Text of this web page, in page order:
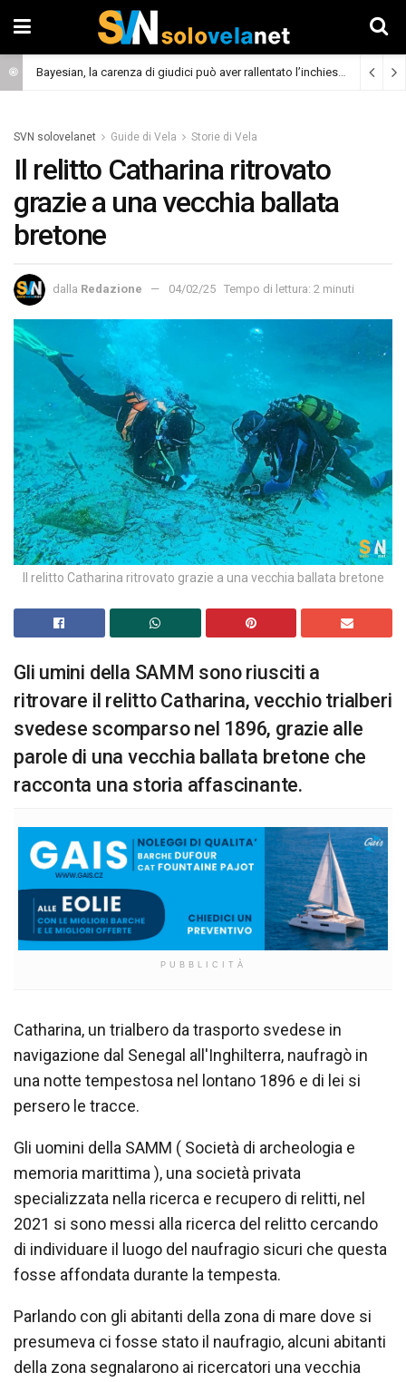
Bayesian, la carenza di giudici può aver rallentato l’inchiesta (Cronaca)
SVN solovelanet Guide di Vela Storie di Vela
Il relitto Catharina ritrovato
grazie a una vecchia ballata
bretone
dalla Redazione 04/02/25 Tempo di lettura: 2 minuti
Il relitto Catharina ritrovato grazie a una vecchia ballata bretone
Gli umini della SAMM sono riusciti a
ritrovare il relitto Catharina, vecchio trialberi
svedese scomparso nel 1896, grazie alle
parole di una vecchia ballata bretone che
racconta una storia affascinante.
PUBBLICITÀ
Catharina, un trialbero da trasporto svedese in
navigazione dal Senegal all'Inghilterra, naufragò in
una notte tempestosa nel lontano 1896 e di lei si
persero le tracce.
Gli uomini della SAMM ( Società di archeologia e
memoria marittima ), una società privata
specializzata nella ricerca e recupero di relitti, nel
2021 si sono messi alla ricerca del relitto cercando
di individuare il luogo del naufragio sicuri che questa
fosse affondata durante la tempesta.
Parlando con gli abitanti della zona di mare dove si
presumeva ci fosse stato il naufragio, alcuni abitanti
della zona segnalarono ai ricercatori una vecchia